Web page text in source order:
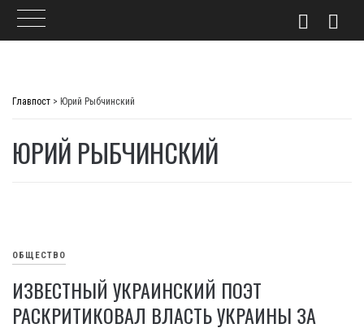
Главпост > Юрий Рыбчинский
ЮРИЙ РЫБЧИНСКИЙ
ОБЩЕСТВО
ИЗВЕСТНЫЙ УКРАИНСКИЙ ПОЭТ
РАСКРИТИКОВАЛ ВЛАСТЬ УКРАИНЫ ЗА